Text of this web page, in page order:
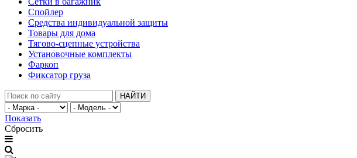
Спойлер
Средства индивидуальной защиты
Товары для дома
Тягово-сцепные устройства
Установочные комплекты
Фаркоп
Фиксатор груза
НАЙТИ
Показать
Сбросить